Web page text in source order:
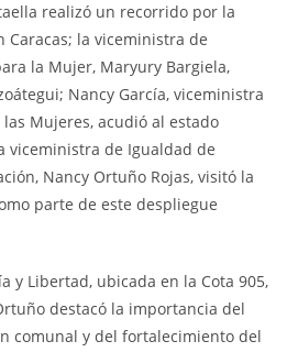
realizó un recorrido por la
Caracas; la viceministra de
la Mujer, Maryury Bargiela,
Nancy García, viceministra
Mujeres, acudió al estado
viceministra de Igualdad de
Nancy Ortuño Rojas, visitó la
parte de este despliegue
y Libertad, ubicada en la Cota 905,
destacó la importancia del
comunal y del fortalecimiento del